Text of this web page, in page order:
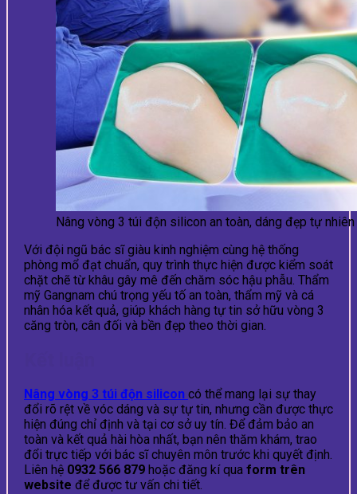
Nâng vòng 3 túi độn silicon an toàn, dáng đẹp tự
Với đội ngũ bác sĩ giàu kinh nghiệm cùng hệ thống
phòng mổ đạt chuẩn, quy trình thực hiện được kiểm soát
chặt chẽ từ khâu gây mê đến chăm sóc hậu phẫu. Thẩm
mỹ Gangnam chú trọng yếu tố an toàn, thẩm mỹ và cá
nhân hóa kết quả, giúp khách hàng tự tin sở hữu vòng 3
căng tròn, cân đối và bền đẹp theo thời gian.
Nâng vòng 3 túi độn silicon có thể mang lại sự thay
đổi rõ rệt về vóc dáng và sự tự tin, nhưng cần được thực
hiện đúng chỉ định và tại cơ sở uy tín. Để đảm bảo an
toàn và kết quả hài hòa nhất, bạn nên thăm khám, trao
đổi trực tiếp với bác sĩ chuyên môn trước khi quyết định.
Liên hệ 0932 566 879 hoặc đăng kí qua form trên
website để được tư vấn chi tiết.